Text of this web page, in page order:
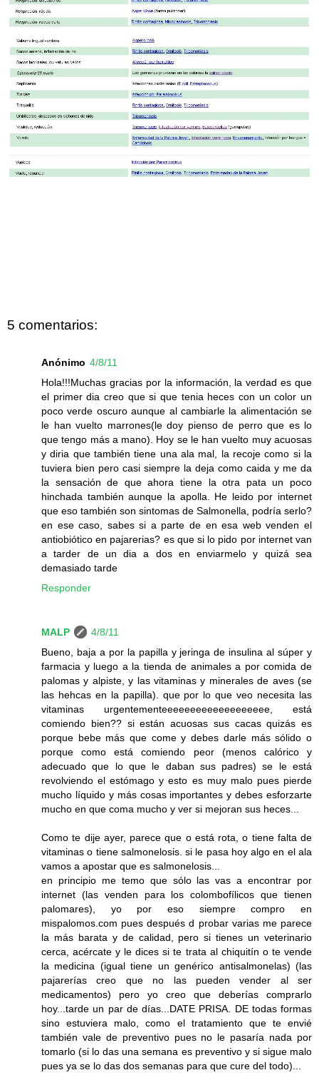
5 comentarios:
Anónimo 4/8/11
Hola!!!Muchas gracias por la información, la verdad es que
el primer dia creo que si que tenia heces con un color un
poco verde oscuro aunque al cambiarle la alimentación se
le han vuelto marrones(le doy pienso de perro que es lo
que tengo más a mano). Hoy se le han vuelto muy acuosas
y diria que también tiene una ala mal, la recoje como si la
tuviera bien pero casi siempre la deja como caida y me da
la sensación de que ahora tiene la otra pata un poco
hinchada también aunque la apolla. He leido por internet
que eso también son sintomas de Salmonella, podría serlo?
en ese caso, sabes si a parte de en esa web venden el
antiobiótico en pajarerias? es que si lo pido por internet van
a tarder de un dia a dos en enviarmelo y quizá sea
demasiado tarde
Responder
MALP
4/8/11
Bueno, baja a por la papilla y jeringa de insulina al súper y
farmacia y luego a la tienda de animales a por comida de
palomas y alpiste, y las vitaminas y minerales de aves (se
las hehcas en la papilla). que por lo que veo necesita las
vitaminas urgentementeeeeeeeeeeeeeeeeeee, está
comiendo bien?? si están acuosas sus cacas quizás es
porque bebe más que come y debes darle más sólido o
porque como está comiendo peor (menos calórico y
adecuado que lo que le daban sus padres) se le está
revolviendo el estómago y esto es muy malo pues pierde
mucho líquido y más cosas importantes y debes esforzarte
mucho en que coma mucho y ver si mejoran sus heces...
Como te dije ayer, parece que o está rota, o tiene falta de
vitaminas o tiene salmonelosis. si le pasa hoy algo en el ala
vamos a apostar que es salmonelosis...
en principio me temo que sólo las vas a encontrar por
internet (las venden para los colombofílicos que tienen
palomares), yo por eso siempre compro en
mispalomos.com pues después d probar varias me parece
la más barata y de calidad, pero si tienes un veterinario
cerca, acércate y le dices si te trata al chiquitín o te vende
la medicina (igual tiene un genérico antisalmonelas) (las
pajarerías creo que no las pueden vender al ser
medicamentos) pero yo creo que deberías comprarlo
hoy...tarde un par de días...DATE PRISA. DE todas formas
sino estuviera malo, como el tratamiento que te envié
también vale de preventivo pues no le pasaría nada por
tomarlo (si lo das una semana es preventivo y si sigue malo
pues ya se lo das dos semanas para que cure del todo)...